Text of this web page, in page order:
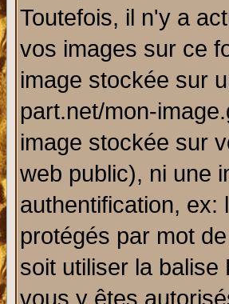
Toutefois, il n'y a
vos images sur ce
image stockée sur
part.net/mon-
image stockée sur
web public), ni une
authentification, ex:
protégés par mot
soit utiliser la balise
vous y êtes